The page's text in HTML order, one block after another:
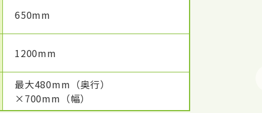
650mm
1200mm
最大480mm（奥行）
×700mm（幅）